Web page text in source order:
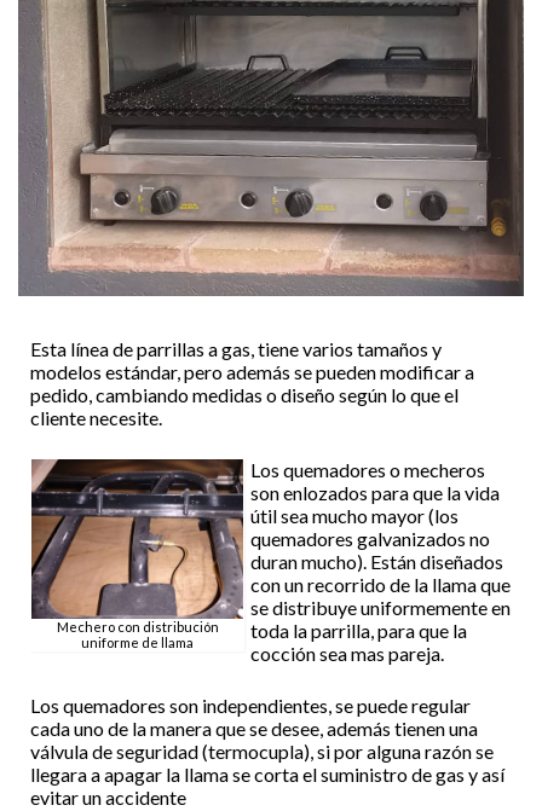
Esta línea de parrillas a gas, tiene varios tamaños y
modelos estándar, pero además se pueden modificar a
pedido, cambiando medidas o diseño según lo que el
cliente necesite.
Mechero con distribución
uniforme de llama
Los quemadores o mecheros
son enlozados para que la vida
útil sea mucho mayor (los
quemadores galvanizados no
duran mucho). Están diseñados
con un recorrido de la llama que
se distribuye uniformemente en
toda la parrilla, para que la
cocción sea mas pareja.
Los quemadores son independientes, se puede regular
cada uno de la manera que se desee, además tienen una
válvula de seguridad (termocupla), si por alguna razón se
llegara a apagar la llama se corta el suministro de gas y así
evitar un accidente